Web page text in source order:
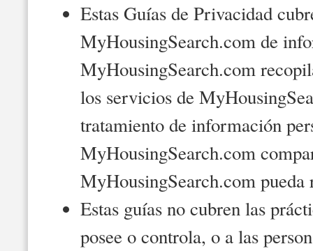
Estas Guías de Privacidad
MyHousingSearch.com de
MyHousingSearch.com
los servicios de
tratamiento de información
MyHousingSearch.com
MyHousingSearch.com pueda
Estas guías no cubren las
posee o controla, o a las